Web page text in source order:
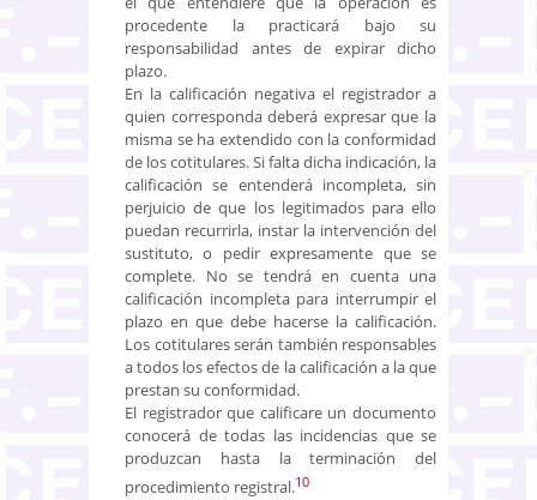
procedente la practicará bajo su
responsabilidad antes de expirar dicho
plazo.
En la calificación negativa el registrador a
quien corresponda deberá expresar que la
misma se ha extendido con la conformidad
de los cotitulares. Si falta dicha indicación, la
calificación se entenderá incompleta, sin
perjuicio de que los legitimados para ello
puedan recurrirla, instar la intervención del
sustituto, o pedir expresamente que se
complete. No se tendrá en cuenta una
calificación incompleta para interrumpir el
plazo en que debe hacerse la calificación.
Los cotitulares serán también responsables
a todos los efectos de la calificación a la que
prestan su conformidad.
El registrador que calificare un documento
conocerá de todas las incidencias que se
produzcan hasta la terminación del
procedimiento registral.10